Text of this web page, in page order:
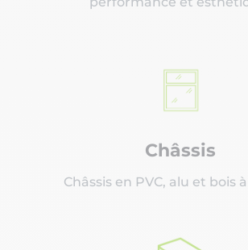
Châssis
Châssis en PVC, alu et bois